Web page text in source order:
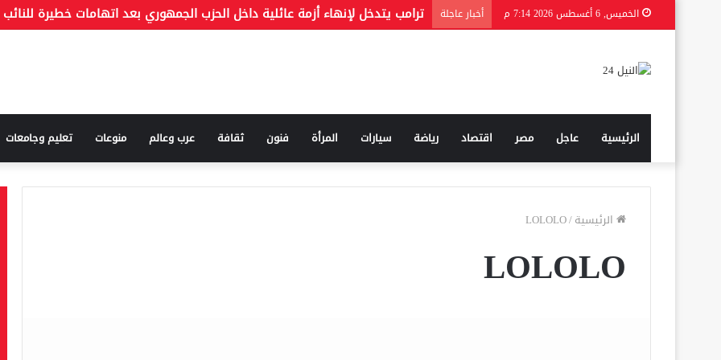
الخميس, 6 أغسطس 2026 7:14 م أخبار عاجلة
الرئيسية عاجل مصر اقتصاد رياضة سيارات المرأة فنون ثقافة عرب وعالم منوعات تعليم وجامعات
الرئيسية/
LOLOLO
LOLOLO